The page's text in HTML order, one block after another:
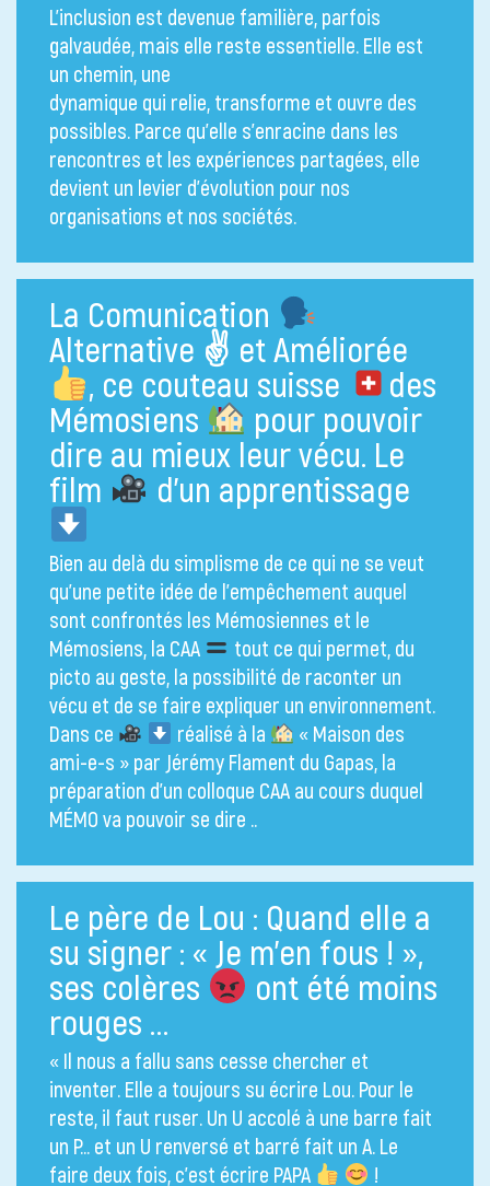
L’inclusion est devenue familière, parfois
galvaudée, mais elle reste essentielle. Elle est
un chemin, une
dynamique qui relie, transforme et ouvre des
possibles. Parce qu’elle s’enracine dans les
rencontres et les expériences partagées, elle
devient un levier d’évolution pour nos
organisations et nos sociétés.
La Comunication
Alternative ✌ et Améliorée
, ce couteau suisse
des
Mémosiens
pour pouvoir
dire au mieux leur vécu. Le
film
d’un apprentissage
Bien au delà du simplisme de ce qui ne se veut
qu’une petite idée de l’empêchement auquel
sont confrontés les Mémosiennes et le
Mémosiens, la CAA
tout ce qui permet, du
picto au geste, la possibilité de raconter un
vécu et de se faire expliquer un environnement.
Dans ce
réalisé à la
« Maison des
ami-e-s » par Jérémy Flament du Gapas, la
préparation d’un colloque CAA au cours duquel
MÉMO va pouvoir se dire ..
Le père de Lou : Quand elle a
su signer : « Je m’en fous ! »,
ses colères
ont été moins
rouges …
« Il nous a fallu sans cesse chercher et
inventer. Elle a toujours su écrire Lou. Pour le
reste, il faut ruser. Un U accolé à une barre fait
un P… et un U renversé et barré fait un A. Le
faire deux fois, c’est écrire PAPA
!